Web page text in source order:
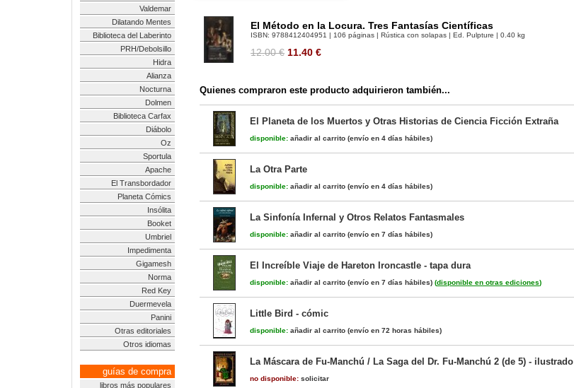
Valdemar
Dilatando Mentes
Biblioteca del Laberinto
PRH/Debolsillo
Hidra
Alianza
Nocturna
Dolmen
Biblioteca Carfax
Diábolo
Oz
Sportula
Apache
El Transbordador
Planeta Cómics
Insólita
Booket
Umbriel
Impedimenta
Gigamesh
Norma
Red Key
Duermevela
Panini
Otras editoriales
Otros idiomas
guías de compra
libros más populares
El Método en la Locura. Tres Fantasías Científicas
ISBN: 9788412404951 | 106 páginas | Rústica con solapas | Ed. Pulpture | 0.40 kg
12.00 € 11.40 €
Quienes compraron este producto adquirieron también...
El Planeta de los Muertos y Otras Historias de Ciencia Ficción Extraña
disponible: añadir al carrito (envío en 4 días hábiles)
La Otra Parte
disponible: añadir al carrito (envío en 4 días hábiles)
La Sinfonía Infernal y Otros Relatos Fantasmales
disponible: añadir al carrito (envío en 7 días hábiles)
El Increíble Viaje de Hareton Ironcastle - tapa dura
disponible: añadir al carrito (envío en 7 días hábiles) (disponible en otras ediciones)
Little Bird - cómic
disponible: añadir al carrito (envío en 72 horas hábiles)
La Máscara de Fu-Manchú / La Saga del Dr. Fu-Manchú 2 (de 5) - ilustrado
no disponible: solicitar